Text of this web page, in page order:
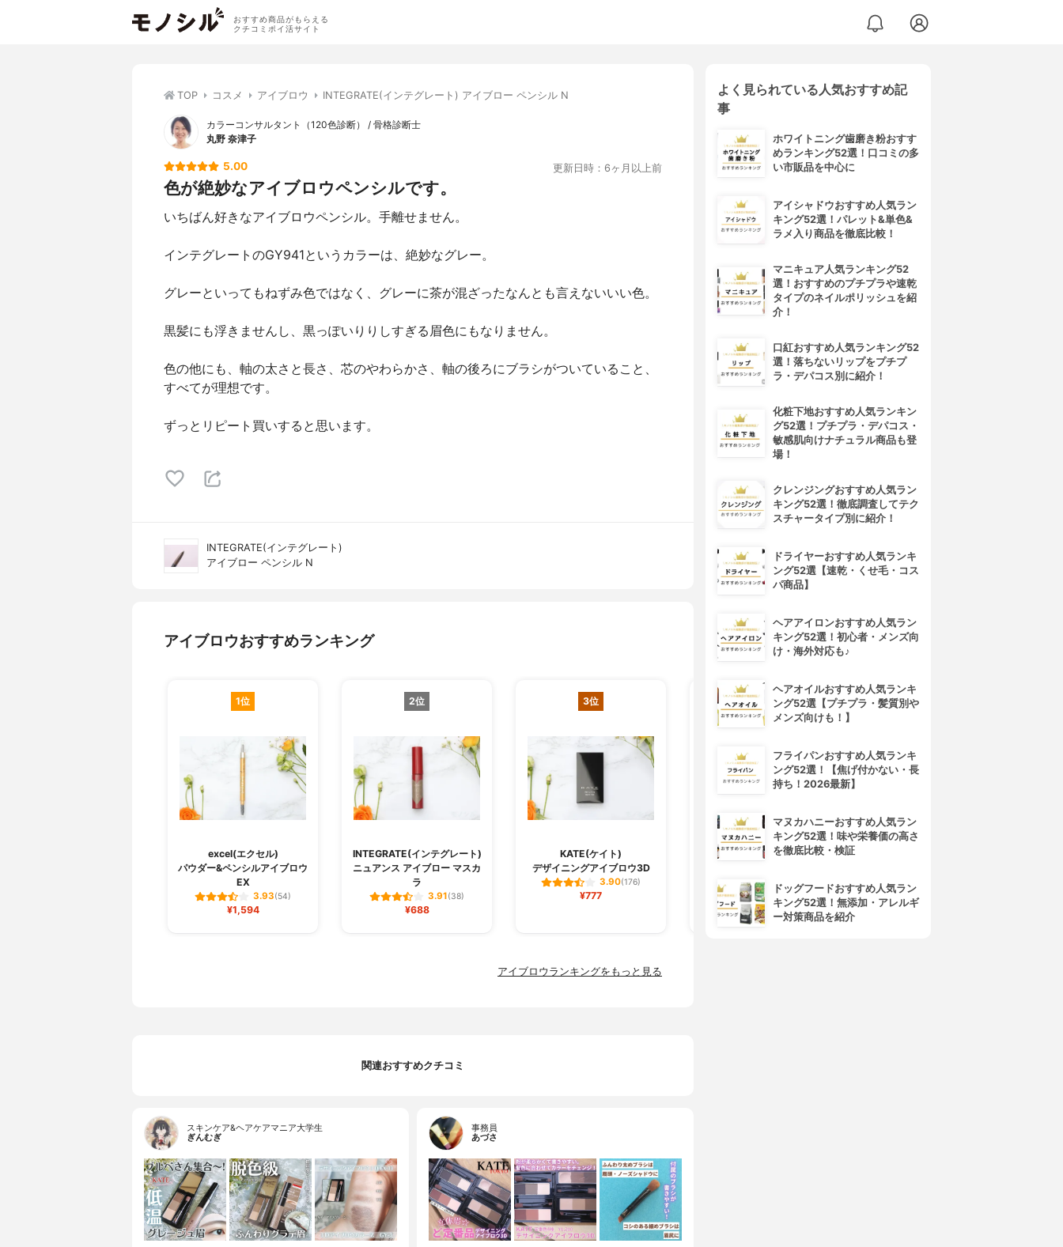
おすすめ商品がもらえる
クチコミポイ活サイト
TOP コスメ アイブロウ INTEGRATE(インテグレート) アイブロー ペンシル N
カラーコンサルタント（120色診断） / 骨格診断士
丸野 奈津子
5.00 更新日時：6ヶ月以上前
色が絶妙なアイブロウペンシルです。
いちばん好きなアイブロウペンシル。手離せません。
インテグレートのGY941というカラーは、絶妙なグレー。
グレーといってもねずみ色ではなく、グレーに茶が混ざったなんとも言えないいい色。
黒髪にも浮きませんし、黒っぽいりりしすぎる眉色にもなりません。
色の他にも、軸の太さと長さ、芯のやわらかさ、軸の後ろにブラシがついていること、
すべてが理想です。
ずっとリピート買いすると思います。
INTEGRATE(インテグレート)
アイブロー ペンシル N
アイブロウおすすめランキング
1位
excel(エクセル)
パウダー&ペンシルアイブロウ
EX
3.93(54)
¥1,594
2位
INTEGRATE(インテグレート)
ニュアンス アイブロー マスカ
ラ
3.91(38)
¥688
3位
KATE(ケイト)
デザイニングアイブロウ3D
3.90(176)
¥777
4位
Heavy Rotation(ヘビーローテ
カラーリングアイブロウ
3.89(109)
¥592
アイブロウランキングをもっと見る
関連おすすめクチコミ
スキンケア&ヘアケアマニア大学生
ぎんむぎ
事務員
あづさ
よく見られている人気おすすめ記
事
ホワイトニング歯磨き粉おすす
めランキング52選！口コミの多
い市販品を中心に
アイシャドウおすすめ人気ラン
キング52選！パレット&単色&
ラメ入り商品を徹底比較！
マニキュア人気ランキング52
選！おすすめのプチプラや速乾
タイプのネイルポリッシュを紹
介！
口紅おすすめ人気ランキング52
選！落ちないリップをプチプ
ラ・デパコス別に紹介！
化粧下地おすすめ人気ランキン
グ52選！プチプラ・デパコス・
敏感肌向けナチュラル商品も登
場！
クレンジングおすすめ人気ラン
キング52選！徹底調査してテク
スチャータイプ別に紹介！
ドライヤーおすすめ人気ランキ
ング52選【速乾・くせ毛・コス
パ商品】
ヘアアイロンおすすめ人気ラン
キング52選！初心者・メンズ向
け・海外対応も♪
ヘアオイルおすすめ人気ランキ
ング52選【プチプラ・髪質別や
メンズ向けも！】
フライパンおすすめ人気ランキ
ング52選！【焦げ付かない・長
持ち！2026最新】
マヌカハニーおすすめ人気ラン
キング52選！味や栄養価の高さ
を徹底比較・検証
ドッグフードおすすめ人気ラン
キング52選！無添加・アレルギ
ー対策商品を紹介